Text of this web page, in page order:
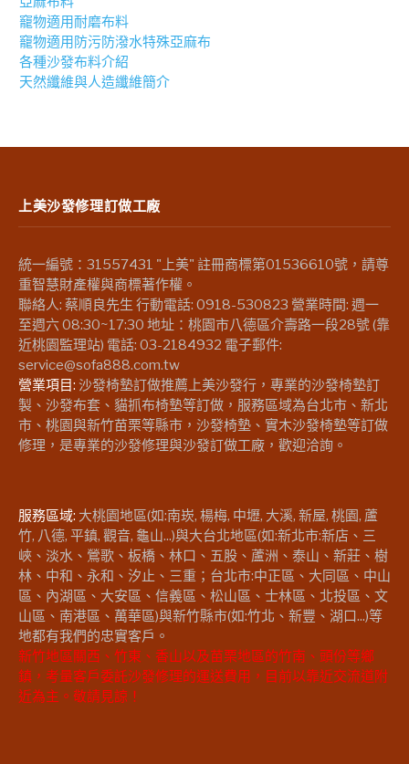
竉物適用耐磨布料
竉物適用防污防潑水特殊亞麻布
各種沙發布料介紹
天然纖維與人造纖維簡介
上美沙發修理訂做工廠
統一編號：31557431 "上美" 註冊商標第01536610號，請尊
重智慧財產權與商標著作權。
聯絡人: 蔡順良先生 行動電話: 0918-530823 營業時間: 週一
至週六 08:30~17:30 地址：桃園市八德區介壽路一段28號 (靠
近桃園監理站) 電話: 03-2184932 電子郵件:
service@sofa888.com.tw
營業項目: 沙發椅墊訂做推薦上美沙發行，專業的沙發椅墊訂
製、沙發布套、貓抓布椅墊等訂做，服務區域為台北市、新北
市、桃園與新竹苗栗等縣市，沙發椅墊、實木沙發椅墊等訂做
修理，是專業的沙發修理與沙發訂做工廠，歡迎洽詢。
服務區域: 大桃園地區(如:南崁, 楊梅, 中壢, 大溪, 新屋, 桃園, 蘆
竹, 八德, 平鎮, 觀音, 龜山...)與大台北地區(如:新北市:新店、三
峽、淡水、鶯歌、板橋、林口、五股、蘆洲、泰山、新莊、樹
林、中和、永和、汐止、三重；台北市:中正區、大同區、中山
區、內湖區、大安區、信義區、松山區、士林區、北投區、文
山區、南港區、萬華區)與新竹縣市(如:竹北、新豐、湖口...)等
地都有我們的忠實客戶。
新竹地區關西、竹東、香山以及苗栗地區的竹南、頭份等鄉
鎮，考量客戶委託沙發修理的運送費用，目前以靠近交流道附
近為主。敬請見諒！